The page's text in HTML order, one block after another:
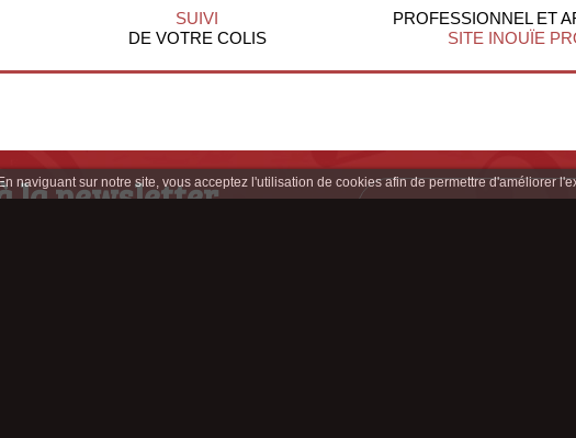
En naviguant sur notre site, vous acceptez l'utilisation de cookies afin de permettre d'améliorer
SUIVI
DE VOTRE COLIS
PROFESSIONNEL ET
SITE INOUÏE
la newsletter